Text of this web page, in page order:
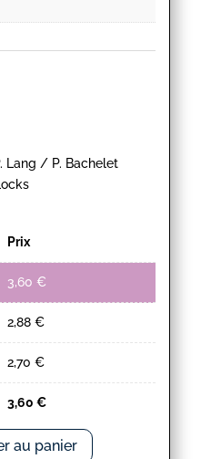
Lang / P. Bachelet
Prix
3,60 €
2,88 €
2,70 €
3,60 €
au panier